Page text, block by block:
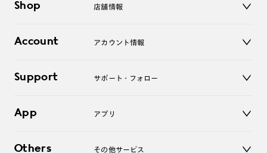
サングラス
コンタクトレンズ
アクセサリー
Shop 店舗情報
オンラインショップ
Account アカウント情報
ログアウト
Support サポート・フォロー
よくあるご質問
お問い合わせ
App アプリ
Others その他サービス